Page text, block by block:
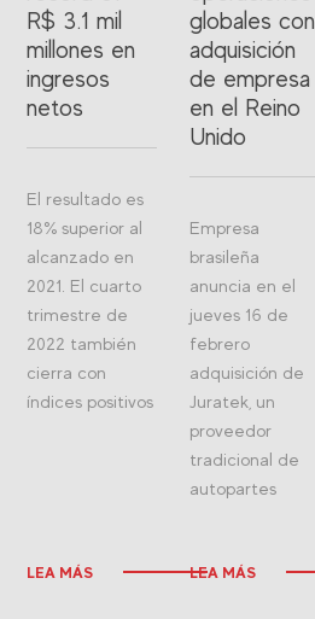
R$ 3.1 mil
millones en
ingresos
netos
El resultado es
18% superior al
alcanzado en
2021. El cuarto
trimestre de
2022 también
cierra con
índices positivos
LEA MÁS
globales con
adquisición
de empresa
en el Reino
Unido
Empresa
brasileña
anuncia en el
jueves 16 de
febrero
adquisición de
Juratek, un
proveedor
tradicional de
autopartes
LEA MÁS